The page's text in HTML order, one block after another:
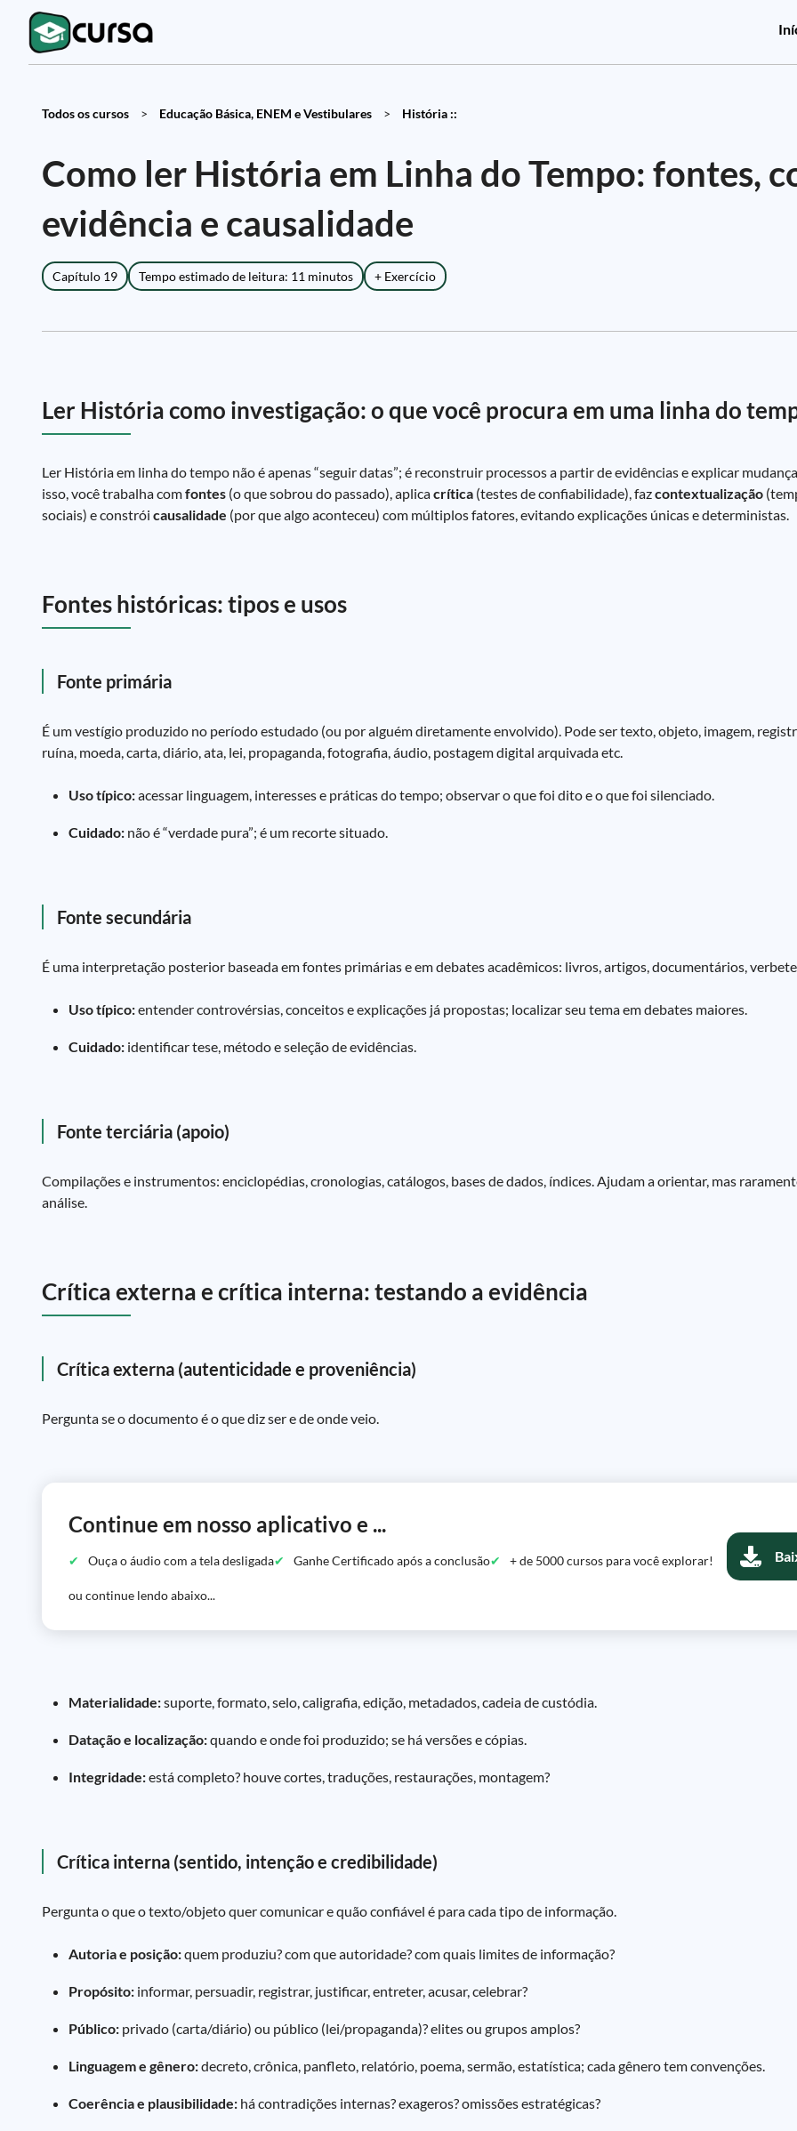
Todos os cursos > Educação Básica, ENEM e Vestibulares > História ::
Como ler História em Linha do Tempo: fontes,
evidência e causalidade
Capítulo 19 Tempo estimado de leitura: 11 minutos + Exercício
Ler História como investigação: o que você procura em uma linha do
Ler História em linha do tempo não é apenas “seguir datas”; é reconstruir processos a partir de evidências e explicar
isso, você trabalha comfontes (o que sobrou do passado), aplicacrítica (testes de confiabilidade), fazcontextualização
sociais) e constrói causalidade (por que algo aconteceu) com múltiplos fatores, evitando explicações únicas e deterministas.
Fontes históricas: tipos e usos
Fonte primária
É um vestígio produzido no período estudado (ou por alguém diretamente envolvido). Pode ser texto, objeto, imagem,
ruína, moeda, carta, diário, ata, lei, propaganda, fotografia, áudio, postagem digital arquivada etc.
Uso típico:acessar linguagem, interesses e práticas do tempo; observar o que foi dito e o que foi silenciado.
Cuidado: não é “verdade pura”; é um recorte situado.
Fonte secundária
É uma interpretação posterior baseada em fontes primárias e em debates acadêmicos: livros, artigos, documentários,
Uso típico:entender controvérsias, conceitos e explicações já propostas; localizar seu tema em debates maiores.
Cuidado: identificar tese, método e seleção de evidências.
Fonte terciária (apoio)
Compilações e instrumentos: enciclopédias, cronologias, catálogos, bases de dados, índices. Ajudam a orientar, mas
análise.
Crítica externa e crítica interna: testando a evidência
Crítica externa (autenticidade e proveniência)
Pergunta se o documento é o que diz ser e de onde veio.
Continue em nosso aplicativo e ...
Ouça o áudio com a tela desligada Ganhe Certificado após a conclusão + de 5000 cursos para você explorar!
ou continue lendo abaixo...
Materialidade:suporte, formato, selo, caligrafia, edição, metadados, cadeia de custódia.
Datação e localização:quando e onde foi produzido; se há versões e cópias.
Integridade:está completo? houve cortes, traduções, restaurações, montagem?
Crítica interna (sentido, intenção e credibilidade)
Pergunta o que o texto/objeto quer comunicar e quão confiável é para cada tipo de informação.
Autoria e posição:quem produziu? com que autoridade? com quais limites de informação?
Propósito: informar, persuadir, registrar, justificar, entreter, acusar, celebrar?
Público: privado (carta/diário) ou público (lei/propaganda)? elites ou grupos amplos?
Linguagem e gênero:decreto, crônica, panfleto, relatório, poema, sermão, estatística; cada gênero tem convenções.
Coerência e plausibilidade: há contradições internas? exageros? omissões estratégicas?